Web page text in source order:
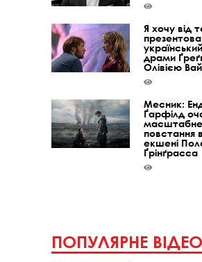
Я хочу від
драми
Олівією
Месник:
Ґарфілд
повстання
екшені
Ґрінґрасса
ПОПУЛЯРНЕ ВІДЕО